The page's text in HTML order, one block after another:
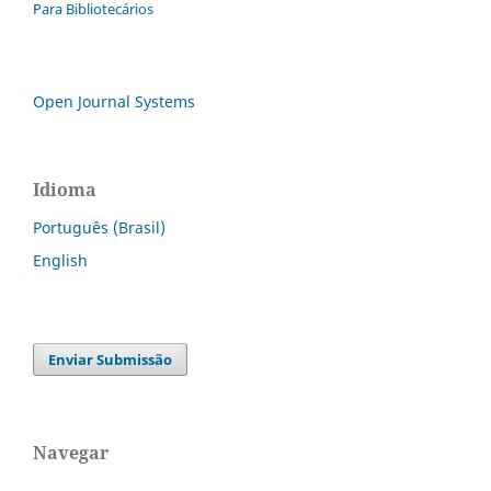
Para Bibliotecários
Open Journal Systems
Idioma
Português (Brasil)
English
Enviar Submissão
Navegar